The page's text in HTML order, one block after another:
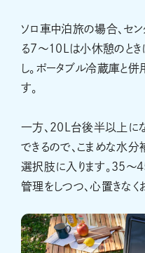
ソロ車中泊旅の場合、セ
る7〜10Lは小休憩のとき
し。ポータブル冷蔵庫と併
す。
一方、20L台後半以上に
できるので、こまめな水
選択肢に入ります。35〜
管理をしつつ、心置きなく